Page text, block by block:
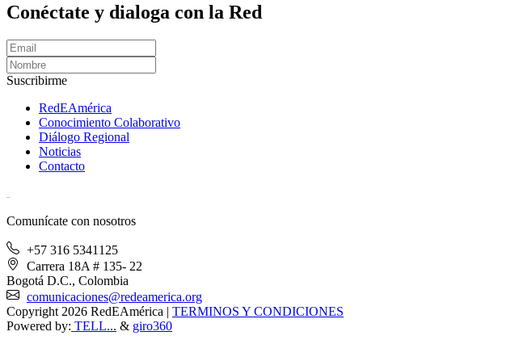
Conéctate y dialoga con la Red
Suscribirme
RedEAmérica
Conocimiento Colaborativo
Diálogo Regional
Noticias
Contacto
Comunícate con nosotros
+57 316 5341125
Carrera 18A # 135- 22
Bogotá D.C., Colombia
comunicaciones@redeamerica.org
Copyright 2026 RedEAmérica | TERMINOS Y CONDICIONES
Powered by: TELL... & giro360